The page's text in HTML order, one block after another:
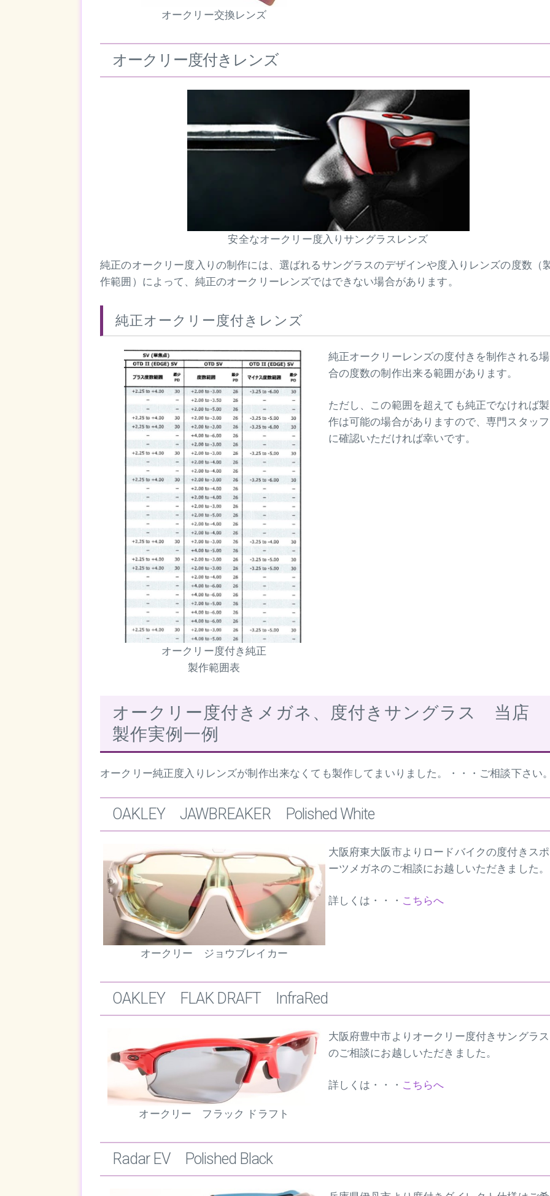
オークリー交換レンズ
オークリー度付きレンズ
安全なオークリー度入りサングラスレンズ
純正のオークリー度入りの制作には、選ばれるサングラスのデザインや度入りレンズの度数（
作範囲）によって、純正のオークリーレンズではできない場合があります。
純正オークリー度付きレンズ
オークリー度付き純正
製作範囲表
純正オークリーレンズの度付きを制作される場
合の度数の制作出来る範囲があります。
ただし、この範囲を超えても純正でなければ製
作は可能の場合がありますので、専門スタッフ
に確認いただければ幸いです。
オークリー度付きメガネ、度付きサングラス 当店
製作実例一例
オークリー純正度入りレンズが制作出来なくても製作してまいりました。・・・ご相談下さい
OAKLEY JAWBREAKER Polished White
オークリー ジョウブレイカー
大阪府東大阪市よりロードバイクの度付きスポ
ーツメガネのご相談にお越しいただきました。
詳しくは・・・ こちらへ
OAKLEY FLAK DRAFT InfraRed
オークリー フラック ドラフト
大阪府豊中市よりオークリー度付きサングラス
のご相談にお越しいただきました。
詳しくは・・・ こちらへ
Radar EV Polished Black